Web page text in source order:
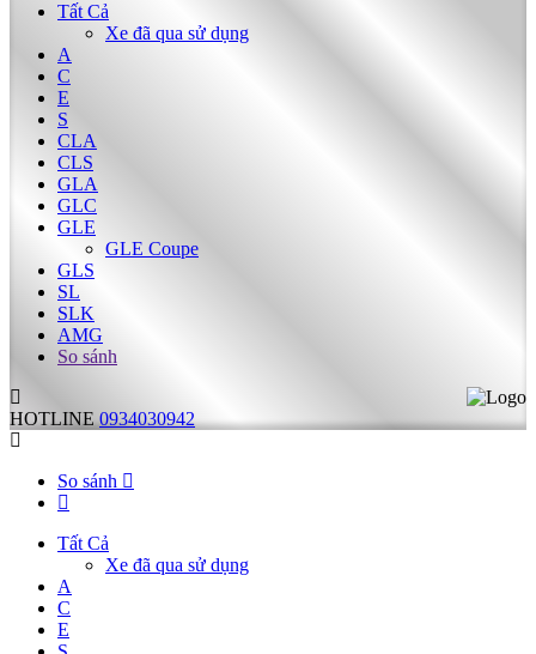
Tất Cả
Xe đã qua sử dụng
A
C
E
S
CLA
CLS
GLA
GLC
GLE
GLE Coupe
GLS
SL
SLK
AMG
So sánh
HOTLINE 0934030942
So sánh
Tất Cả
Xe đã qua sử dụng
A
C
E